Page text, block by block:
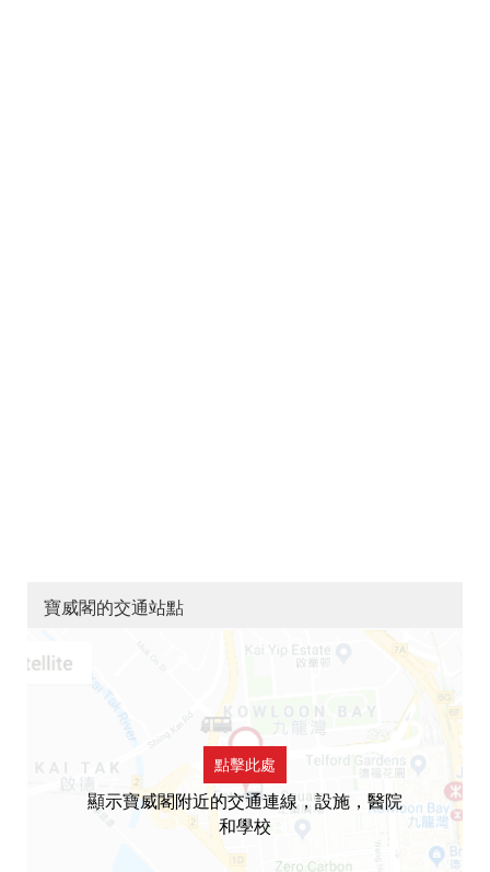
寶威閣的交通站點
點擊此處
顯示寶威閣附近的交通連線，設施，醫院
和學校